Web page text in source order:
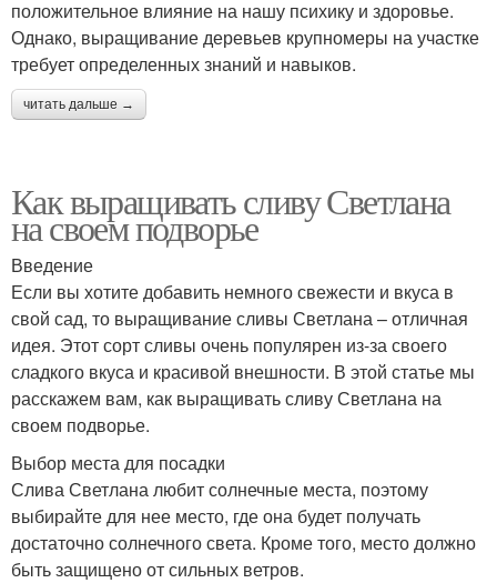
положительное влияние на нашу психику и здоровье.
Однако, выращивание деревьев крупномеры на участке
требует определенных знаний и навыков.
читать дальше →
Как выращивать сливу Светлана
на своем подворье
Введение
Если вы хотите добавить немного свежести и вкуса в
свой сад, то выращивание сливы Светлана – отличная
идея. Этот сорт сливы очень популярен из-за своего
сладкого вкуса и красивой внешности. В этой статье мы
расскажем вам, как выращивать сливу Светлана на
своем подворье.
Выбор места для посадки
Слива Светлана любит солнечные места, поэтому
выбирайте для нее место, где она будет получать
достаточно солнечного света. Кроме того, место должно
быть защищено от сильных ветров.